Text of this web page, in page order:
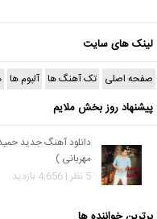
لینک های سایت
صفحه اصلی تک آهنگ ها آلبوم ها
پیشنهاد روز بخش ملایم
دانلود آهنگ جدید
مهربانی )
5 نظر | 4,656 بازدید